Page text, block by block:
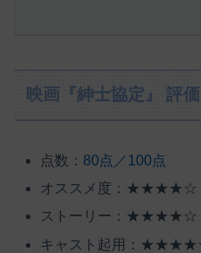
映画『紳士協定』 評価
点数： 80点／100点
オススメ度：★★★★☆
ストーリー：★★★★☆
キャスト起用：